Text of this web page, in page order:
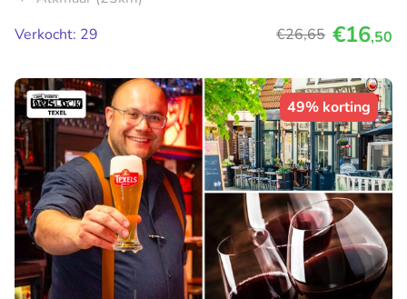
Verkocht: 29
€26,65 €16,50
49% korting